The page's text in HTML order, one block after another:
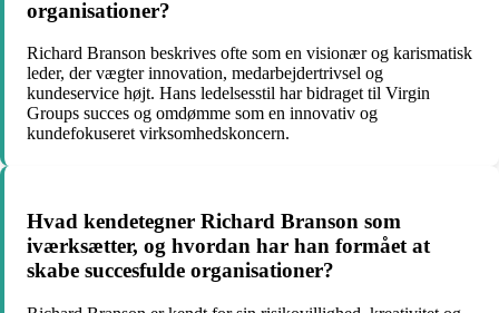
organisationer?
Richard Branson beskrives ofte som en visionær og karismatisk
leder, der vægter innovation, medarbejdertrivsel og
kundeservice højt. Hans ledelsesstil har bidraget til Virgin
Groups succes og omdømme som en innovativ og
kundefokuseret virksomhedskoncern.
Hvad kendetegner Richard Branson som
iværksætter, og hvordan har han formået at
skabe succesfulde organisationer?